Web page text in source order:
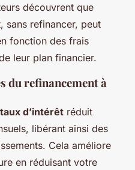
découvrent que
sans refinancer, peut
fonction des frais
leur plan financier.
du refinancement à
taux d’intérêt réduit
libérant ainsi des
Cela améliore
en réduisant votre